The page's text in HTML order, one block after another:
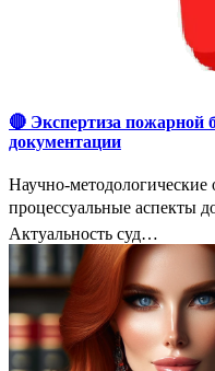
🔴 Экспертиза пожарной
документации
Научно-методологические
процессуальные аспекты
Актуальность суд…